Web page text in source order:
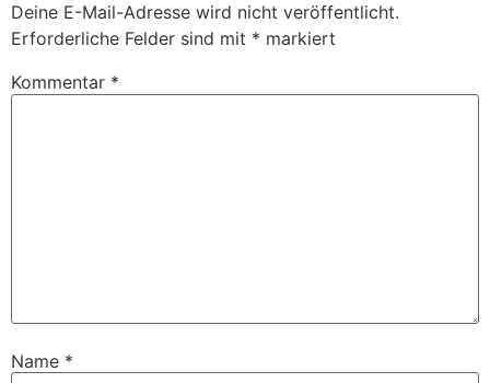
Deine E-Mail-Adresse wird nicht veröffentlicht.
Erforderliche Felder sind mit * markiert
Kommentar *
Name *